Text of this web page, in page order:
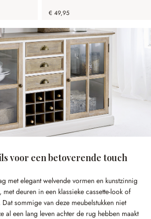
€ 49,95
voor een betoverende touch
met elegant welvende vormen en kunstzinnig
deuren in een klassieke cassette-look of
sommige van deze meubelstukken niet
al een lang leven achter de rug hebben maakt